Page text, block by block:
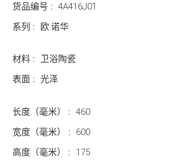
货品编号 : 4A416J01
系列 :
欧.诺华
材料 :
卫浴陶瓷
表面 : 光泽
长度（毫米） : 460
宽度（毫米） :
600
高度（毫米） :
175